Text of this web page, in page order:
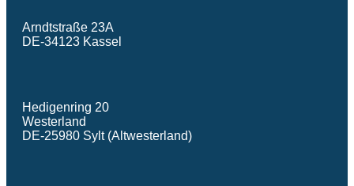
Arndtstraße 23A
DE-34123 Kassel
Hedigenring 20
Westerland
DE-25980 Sylt (Altwesterland)